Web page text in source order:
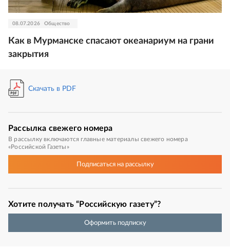
08.07.2026 Общество
Как в Мурманске спасают океанариум на грани
закрытия
Скачать в PDF
Рассылка свежего номера
В рассылку включаются главные материалы свежего номера
«Российской Газеты»
Подписатьсяна рассылку
Хотите получать “Российскую газету”?
Оформить подписку